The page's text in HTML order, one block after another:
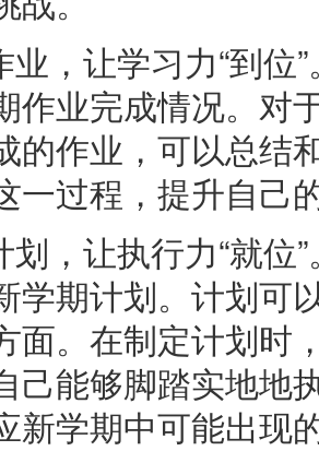
，让学习力“到位
作业完成情况。对
的作业，可以总结
一过程，提升自己
划，让执行力“就位
学期计划。计划可
面。在制定计划时
己能够脚踏实地地
新学期中可能出现